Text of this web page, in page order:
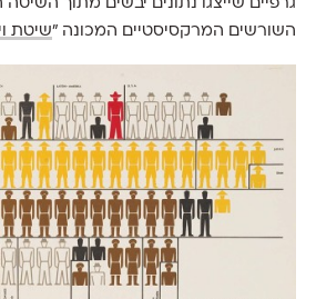
גרפיים שייצגו נתונים יבשים מתוך
השורשים המרקסיסטיים המכונה "שיטת